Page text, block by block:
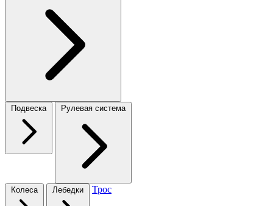
Подвеска Рулевая система
Колеса Лебедки Трос